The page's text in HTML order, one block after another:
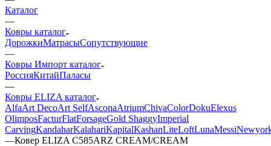
Каталог
—
Ковры каталог
ДорожкиМатрасыСопутствующие
—
Ковры Импорт каталог
РоссияКитайПаласы
—
Ковры ELIZA каталог
AlfaArt DecoArt SelfAsconaAtriumChivaColorDokuElexus
OlimposFacturFlatForsageGold ShaggyImperial
CarvingKandaharKalahariKapitalKashanLiteLoftLunaMessi
—Ковер ELIZA C585ARZ CREAM/CREAM